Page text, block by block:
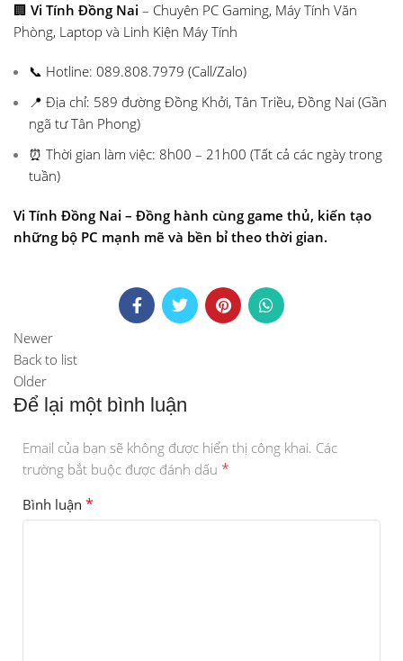
🏢 Vi Tính Đồng Nai – Chuyên PC Gaming, Máy Tính Văn
Phòng, Laptop và Linh Kiện Máy Tính
📞 Hotline: 089.808.7979 (Call/Zalo)
📍 Địa chỉ: 589 đường Đồng Khởi, Tân Triều, Đồng Nai (Gần
ngã tư Tân Phong)
⏰ Thời gian làm việc: 8h00 – 21h00 (Tất cả các ngày trong
tuần)
Vi Tính Đồng Nai – Đồng hành cùng game thủ, kiến tạo
những bộ PC mạnh mẽ và bền bỉ theo thời gian.
Newer
Back to list
Older
Để lại một bình luận
Email của bạn sẽ không được hiển thị công khai. Các
trường bắt buộc được đánh dấu *
Bình luận *